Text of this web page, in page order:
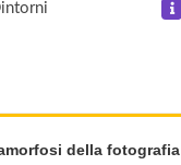
della fotografia